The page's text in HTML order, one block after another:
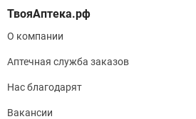
О компании
Аптечная служба заказов
Нас благодарят
Вакансии